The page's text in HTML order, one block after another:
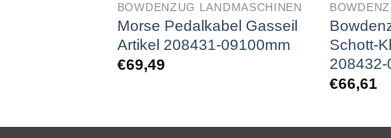
BOWDENZUG LANDMASCHINEN
Morse Pedalkabel Gasseil
Artikel 208431-09100mm
€69,49
Schott-
208432-
€66,61